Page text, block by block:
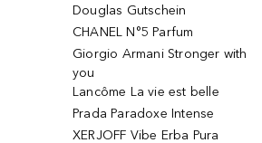
Douglas Gutschein
CHANEL N°5 Parfum
Giorgio Armani Stronger with
you
Lancôme La vie est belle
Prada Paradoxe Intense
XERJOFF Vibe Erba Pura